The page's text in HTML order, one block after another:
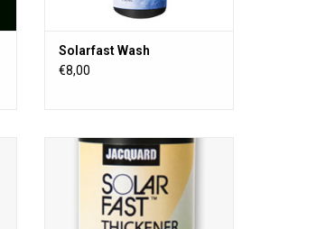
Solarfast Wash
€8,00
SolarFast-Verdicker wird
verwendet, um die Viskosität von
SolarFast-Farbstoffen für
Siebdruckanwendungen zu
erhöhen.